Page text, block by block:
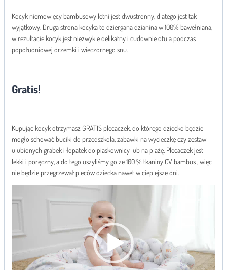
Kocyk niemowlęcy bambusowy letni jest dwustronny, dlatego jest tak
wyjątkowy. Druga strona kocyka to dziergana dzianina w 100% bawełniana,
w rezultacie kocyk jest niezwykle delikatny i cudownie otula podczas
popołudniowej drzemki i wieczornego snu.
Gratis!
Kupując kocyk otrzymasz GRATIS plecaczek, do którego dziecko będzie
mogło schować buciki do przedszkola, zabawki na wycieczkę czy zestaw
ulubionych grabek i łopatek do piaskownicy lub na plażę. Plecaczek jest
lekki i poręczny, a do tego uszyliśmy go ze 100 % tkaniny CV bambus , więc
nie będzie przegrzewał pleców dziecka nawet w cieplejsze dni.
频
器